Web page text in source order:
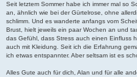
Seit letztem Sommer habe ich immer mal so
an, ähnlich wie bei der Gürtelrose, ohne
schlimm. Und es wanderte anfangs vom
Brust, hielt jeweils ein paar Wochen an und
das Gefühl, dass Stress auch einen Einfluss
auch mit Kleidung. Seit ich die Erfahrung
ich etwas entspannter. Aber seltsam ist es
Alles Gute auch für dich, Alan und für alle